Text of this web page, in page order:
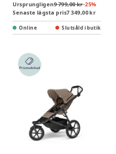
Ursprungligen9 799,00 kr-25%
Senaste lägsta pris7 349,00 kr
Online Slutsåld i butik